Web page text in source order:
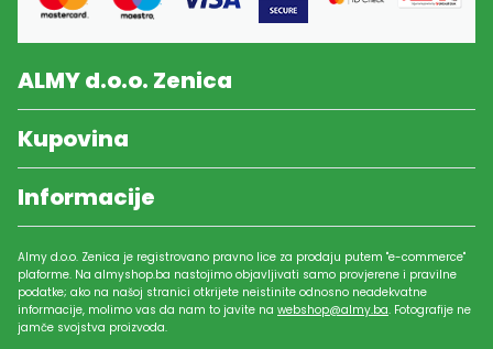
ALMY d.o.o. Zenica
Kupovina
Informacije
Almy d.o.o. Zenica je registrovano pravno lice za prodaju putem "e-commerce"
plaforme. Na almyshop.ba nastojimo objavljivati samo provjerene i pravilne
podatke; ako na našoj stranici otkrijete neistinite odnosno neadekvatne
informacije, molimo vas da nam to javite na webshop@almy.ba. Fotografije ne
jamče svojstva proizvoda.